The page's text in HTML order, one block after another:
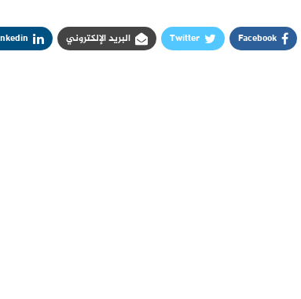
Facebook
Twitter البريد الإلكتروني